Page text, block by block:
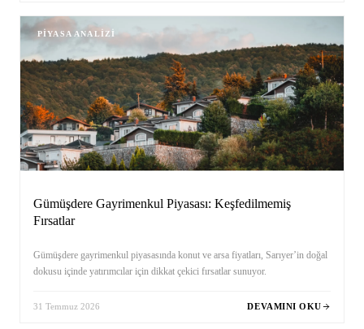
PIYASA ANALIZI
Gümüşdere Gayrimenkul Piyasası: Keşfedilmemiş
Fırsatlar
Gümüşdere gayrimenkul piyasasında konut ve arsa fiyatları, Sarıyer’in doğal
dokusu içinde yatırımcılar için dikkat çekici fırsatlar sunuyor.
31 Temmuz 2026 DEVAMINI OKU